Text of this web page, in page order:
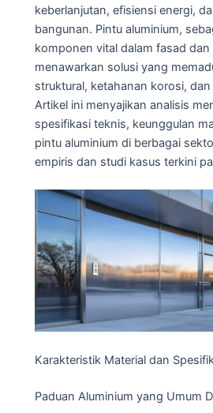
keberlanjutan, efisiensi energi,
bangunan. Pintu aluminium,
komponen vital dalam fasad dan
menawarkan solusi yang
struktural, ketahanan korosi,
Artikel ini menyajikan analisis
spesifikasi teknis, keunggulan
pintu aluminium di berbagai
empiris dan studi kasus terkini
Karakteristik Material dan
Paduan Aluminium yang Umum